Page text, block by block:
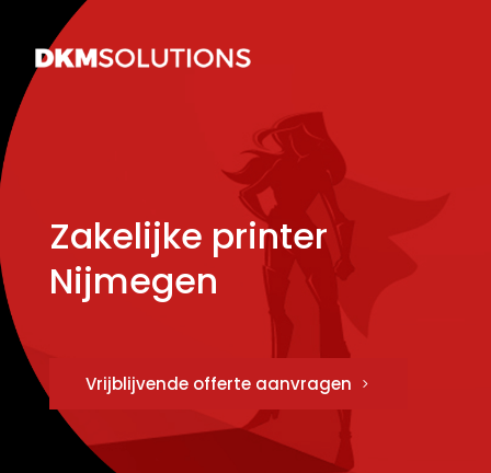
Zakelijke printer
Nijmegen
Vrijblijvende offerte aanvragen